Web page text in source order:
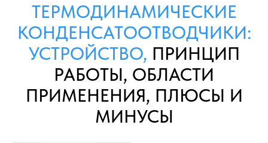
ТЕРМОДИНАМИЧЕСКИЕ
КОНДЕНСАТООТВОДЧИКИ:
УСТРОЙСТВО, ПРИНЦИП
РАБОТЫ, ОБЛАСТИ
ПРИМЕНЕНИЯ, ПЛЮСЫ И
МИНУСЫ